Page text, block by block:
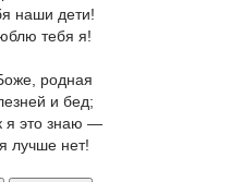
наши дети!
тебя я!
родная
и бед;
я это знаю —
лучше нет!